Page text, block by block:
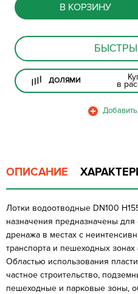
В КОРЗИНУ
ДОЛЯМИ в
ОПИСАНИЕ
Лотки водоотводные DN100
назначения предназначены для
дренажа в местах с
транспорта и пешеходных зонах
Областью использования
частное строительство,
пешеходные и парковые зоны,